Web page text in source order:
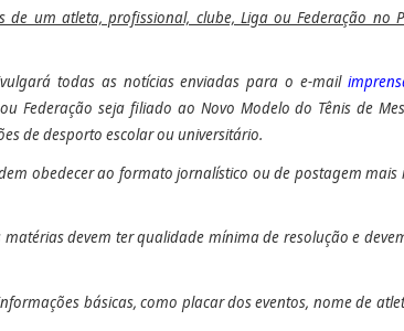
de um atleta, profissional, clube, Liga ou Federação no
todas as notícias enviadas para o e-mail
Federação seja filiado ao Novo Modelo do Tênis de
de desporto escolar ou universitário.
obedecer ao formato jornalístico ou de postagem
matérias devem ter qualidade mínima de resolução e
básicas, como placar dos eventos, nome de